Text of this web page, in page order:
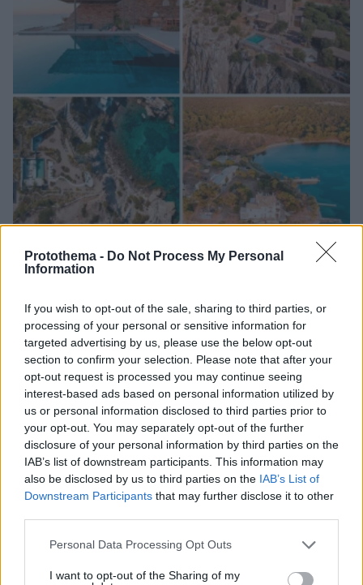
Protothema - Do Not Process My Personal
Information
If you wish to opt-out of the sale, sharing to third parties, or
processing of your personal or sensitive information for
targeted advertising by us, please use the below opt-out
section to confirm your selection. Please note that after your
opt-out request is processed you may continue seeing
interest-based ads based on personal information utilized by
us or personal information disclosed to third parties prior to
your opt-out. You may separately opt-out of the further
disclosure of your personal information by third parties on the
IAB’s list of downstream participants. This information may
also be disclosed by us to third parties on the IAB’s List of
Downstream Participants that may further disclose it to other
Please note that this website/app uses one or more Google
not limited to your visit or usage behaviour. You may click to
Personal Data Processing Opt Outs
I want to opt-out of the Sharing of my
παράδεισους